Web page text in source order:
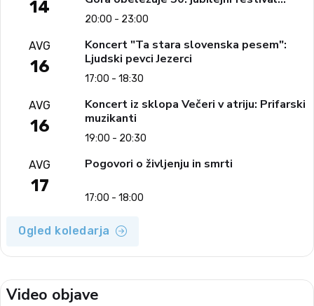
14
narodno-zabavne glasbe
20:00 - 23:00
AVG
16
Koncert "Ta stara slovenska pesem":
Ljudski pevci Jezerci
17:00 - 18:30
AVG
16
Koncert iz sklopa Večeri v atriju: Prifarski
muzikanti
19:00 - 20:30
AVG
17
Pogovori o življenju in smrti
17:00 - 18:00
Ogled koledarja
Video objave